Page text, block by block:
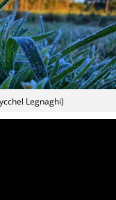
Legnaghi)